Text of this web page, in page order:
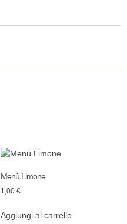
Menù Limone
1,00 €
Aggiungi al carrello